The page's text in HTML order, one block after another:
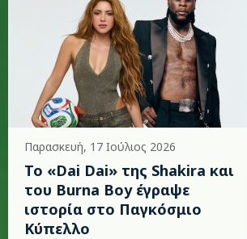
Παρασκευή, 17 Ιούλιος 2026
To «Dai Dai» της Shakira και
του Burna Boy έγραψε
ιστορία στο Παγκόσμιο
Κύπελλο